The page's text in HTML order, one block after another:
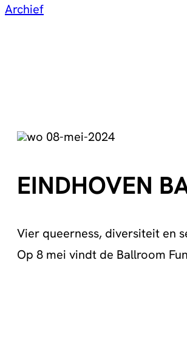
Archief
wo 08-mei-2024
EINDHOVEN
Vier queerness, diversiteit en
Op 8 mei vindt de Ballroom